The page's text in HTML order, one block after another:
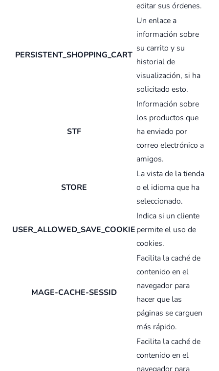
editar sus órdenes.
PERSISTENT_SHOPPING_CART
Un enlace a
información sobre
su carrito y su
historial de
visualización, si ha
solicitado esto.
STF
Información sobre
los productos que
ha enviado por
correo electrónico a
amigos.
STORE
La vista de la tienda
o el idioma que ha
seleccionado.
USER_ALLOWED_SAVE_COOKIE
Indica si un cliente
permite el uso de
cookies.
MAGE-CACHE-SESSID
Facilita la caché de
contenido en el
navegador para
hacer que las
páginas se carguen
más rápido.
Facilita la caché de
contenido en el